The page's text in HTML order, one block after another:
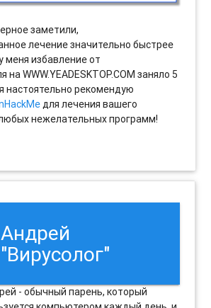
заметили,
лечение значительно быстрее
меня избавление от
на WWW.YEADESKTOP.COM заняло 5
настоятельно рекомендую
для лечения вашего
нежелательных программ!
Андрей
"Вирусолог"
- обычный парень, который